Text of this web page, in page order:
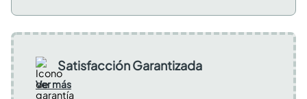
Satisfacción Garantizada
Ver más